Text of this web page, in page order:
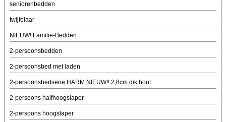
seniorenbedden
twijfelaar
NIEUW! Familie-Bedden
2-persoonsbedden
2-persoonsbed met laden
2-persoonsbedserie HARM NIEUW!! 2,8cm dik hout
2-persoons halfhoogslaper
2-persoons hoogslaper